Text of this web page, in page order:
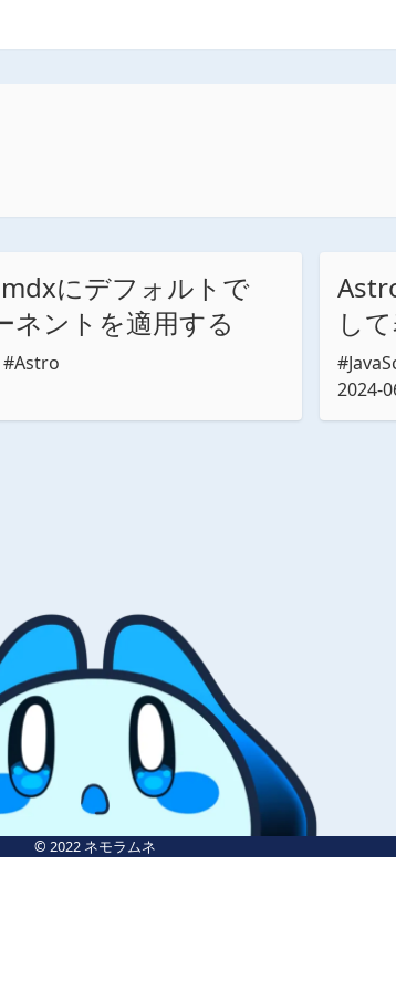
mdxにデフォルトで
ネントを適用する
#Astro
して
2024-
© 2022 ネモラムネ